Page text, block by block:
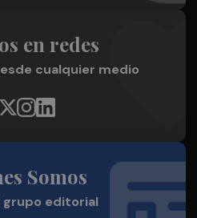
en redes
cualquier medio
Somos
grupo editorial